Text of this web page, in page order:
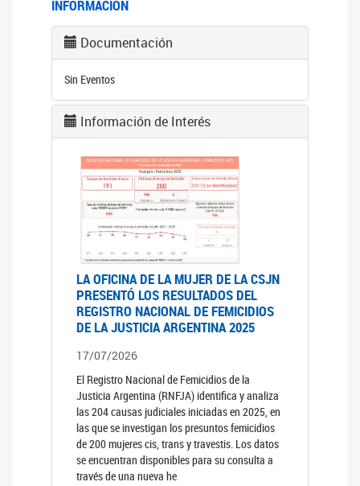
INFORMACIÓN
Documentación
Sin Eventos
Información de Interés
LA OFICINA DE LA MUJER DE LA CSJN
PRESENTÓ LOS RESULTADOS DEL
REGISTRO NACIONAL DE FEMICIDIOS
DE LA JUSTICIA ARGENTINA 2025
17/07/2026
El Registro Nacional de Femicidios de la
Justicia Argentina (RNFJA) identifica y analiza
las 204 causas judiciales iniciadas en 2025, en
las que se investigan los presuntos femicidios
de 200 mujeres cis, trans y travestis. Los datos
se encuentran disponibles para su consulta a
través de una nueva he